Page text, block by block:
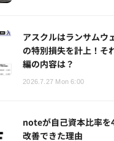
アスクルはランサムウ
の特別損失を計上！そ
編の内容は？
2026.7.27 Mon 6:00
noteが自己資本比率
改善できた理由